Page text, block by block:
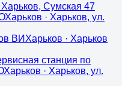
Харьков, Сумская 47
Харьков · Харьков, ул.
ВИ Харьков · Харьков
станция по
Харьков · Харьков, ул.